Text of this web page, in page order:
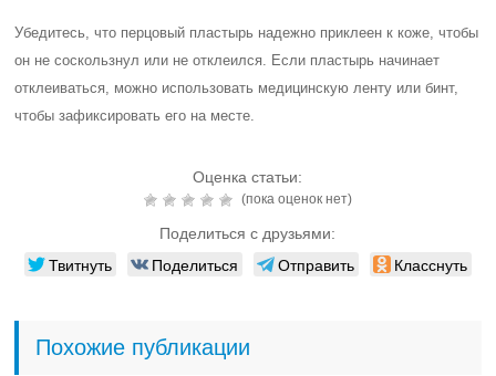
Убедитесь, что перцовый пластырь надежно приклеен к коже, чтобы
он не соскользнул или не отклеился. Если пластырь начинает
отклеиваться, можно использовать медицинскую ленту или бинт,
чтобы зафиксировать его на месте.
Оценка статьи:
(пока оценок нет)
Поделиться с друзьями:
Твитнуть Поделиться Отправить Класснуть
Похожие публикации